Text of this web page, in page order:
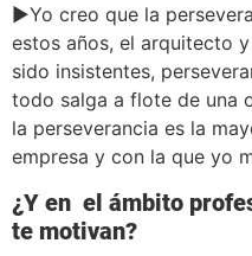
►Yo creo que la
estos años, el arquitecto
sido insistentes,
todo salga a flote de una
la perseverancia es la
empresa y con la que yo
¿Y en el ámbito
te motivan?